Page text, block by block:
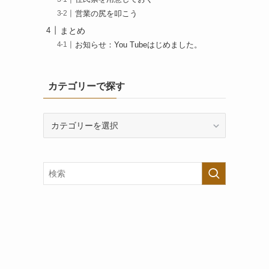
営業の尻を叩こう
まとめ
お知らせ：You Tubeはじめました。
カテゴリーで探す
ー
で